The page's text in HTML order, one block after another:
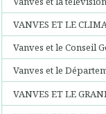
VANVES ET LE
Vanves et le Conseil
Vanves et le
VANVES ET LE